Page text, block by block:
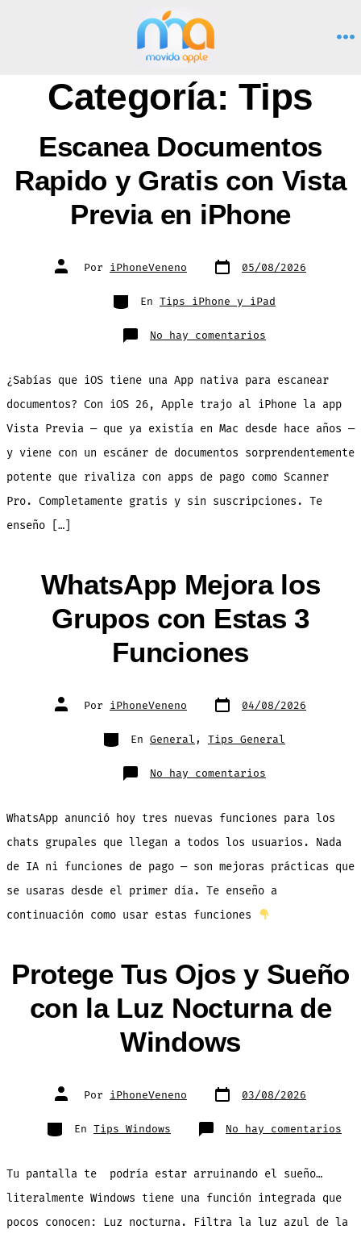
Categoría:Tips
Escanea Documentos
Rapido y Gratis con Vista
Previa en iPhone
Autor
de Por iPhoneVeneno Fecha
de 05/08/2026
Categorías
En Tips iPhone y iPad
No hay comentarios
Escanea
Gratis
Vista
Previa
en
iPhone
¿Sabías que iOS tiene una App nativa para escanear
documentos? Con iOS 26, Apple trajo al iPhone la app
Vista Previa — que ya existía en Mac desde hace años —
y viene con un escáner de documentos sorprendentemente
potente que rivaliza con apps de pago como Scanner
Pro. Completamente gratis y sin suscripciones. Te
enseño […]
WhatsApp Mejora los
Grupos con Estas 3
Funciones
Autor
de Por iPhoneVeneno Fecha
de 04/08/2026
Categorías
En General , Tips General
No hay comentarios
WhatsApp
con
3
Funciones
WhatsApp anunció hoy tres nuevas funciones para los
chats grupales que llegan a todos los usuarios. Nada
de IA ni funciones de pago — son mejoras prácticas que
se usaras desde el primer día. Te enseño a
continuación como usar estas funciones
Protege Tus Ojos y Sueño
con la Luz Nocturna de
Windows
Autor
de Por iPhoneVeneno Fecha
de 03/08/2026
Categorías
En Tips Windows No hay comentarios
la
de
Tu pantalla te podría estar arruinando el sueño…
literalmente Windows tiene una función integrada que
pocos conocen: Luz nocturna. Filtra la luz azul de la